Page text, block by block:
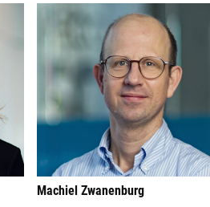
Machiel Zwanenburg